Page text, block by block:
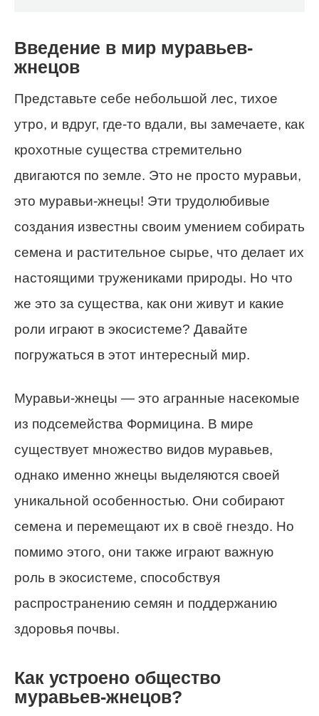
Введение в мир муравьев-
жнецов
Представьте себе небольшой лес, тихое
утро, и вдруг, где-то вдали, вы замечаете, как
крохотные существа стремительно
двигаются по земле. Это не просто муравьи,
это муравьи-жнецы! Эти трудолюбивые
создания известны своим умением собирать
семена и растительное сырье, что делает их
настоящими тружениками природы. Но что
же это за существа, как они живут и какие
роли играют в экосистеме? Давайте
погружаться в этот интересный мир.
Муравьи-жнецы — это агранные насекомые
из подсемейства Формицина. В мире
существует множество видов муравьев,
однако именно жнецы выделяются своей
уникальной особенностью. Они собирают
семена и перемещают их в своё гнездо. Но
помимо этого, они также играют важную
роль в экосистеме, способствуя
распространению семян и поддержанию
здоровья почвы.
Как устроено общество
муравьев-жнецов?